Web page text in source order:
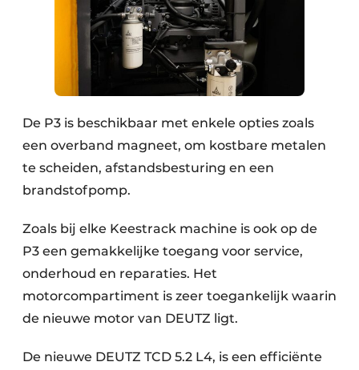
De P3 is beschikbaar met enkele opties zoals
een overband magneet, om kostbare metalen
te scheiden, afstandsbesturing en een
brandstofpomp.
Zoals bij elke Keestrack machine is ook op de
P3 een gemakkelijke toegang voor service,
onderhoud en reparaties. Het
motorcompartiment is zeer toegankelijk waarin
de nieuwe motor van DEUTZ ligt.
De nieuwe DEUTZ TCD 5.2 L4, is een efficiënte